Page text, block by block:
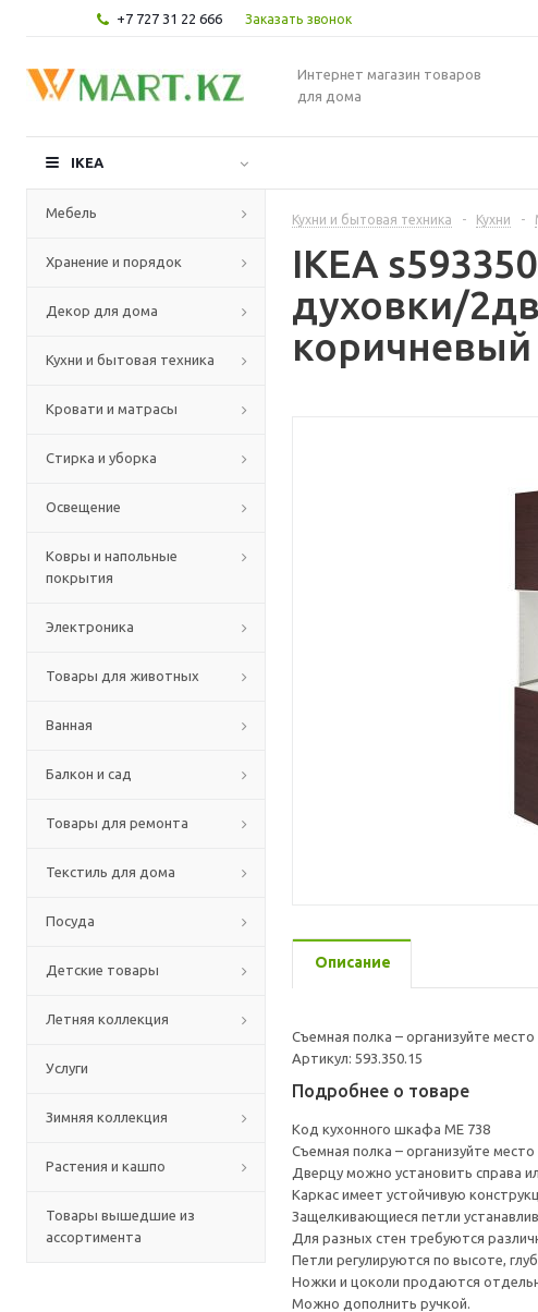
+7 727 31 22 666 Заказать звонок
Интернет магазин товаров
для дома
IKEA
Мебель
Хранение и порядок
Декор для дома
Кухни и бытовая техника
Кровати и матрасы
Стирка и уборка
Освещение
Ковры и напольные
покрытия
Электроника
Товары для животных
Ванная
Балкон и сад
Товары для ремонта
Текстиль для дома
Посуда
Детские товары
Летняя коллекция
Услуги
Зимняя коллекция
Растения и кашпо
Товары вышедшие из
ассортимента
Кухни и бытовая техника - Кухни -
IKEA
духовки/
коричневый
Описание
Съемная полка – организуйте
Артикул: 593.350.15
Подробнее о товаре
Код кухонного шкафа ME 738
Съемная полка – организуйте
Дверцу можно установить справа
Каркас имеет устойчивую
Защелкивающиеся петли
Для разных стен требуются
Петли регулируются по высоте,
Ножки и цоколи продаются
Можно дополнить ручкой.